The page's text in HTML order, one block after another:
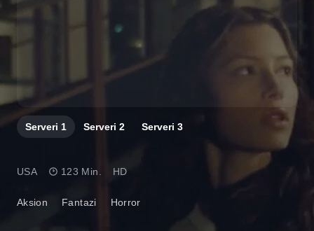
Serveri 1 Serveri 2 Serveri 3
Aksion Fantazi Horror
USA 123 Min. HD